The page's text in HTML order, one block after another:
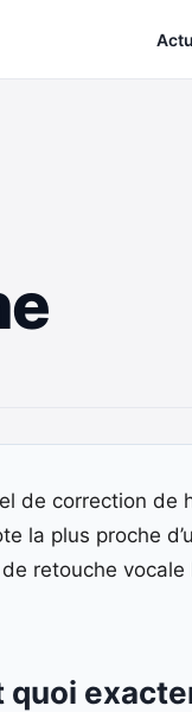
de correction de
la plus proche
de retouche
quoi